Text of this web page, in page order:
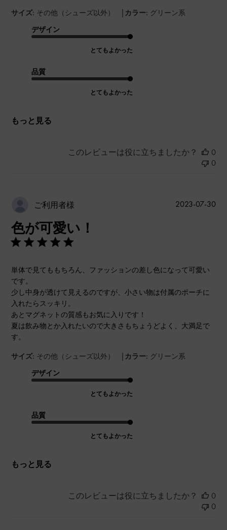
サイズ: その他（シューズ以外） | カラー: グリーン系
デザイン
とてもよかった
品質
とてもよかった
もっと見る
このレビューは役に立ちましたか？
0
0
ご利用者様
色が可愛い！
単体で見てももちろん、ファッションの差し色になって可愛い
です。
少し中身が透けて見えるのですが、小さい物は付属のポーチに
入れたらスッキリ。
あとマグネットの質感もお気に入りです！
夏は飲み物とか入れたいので大きさもちょうどよく、大満足で
す。
サイズ: その他（シューズ以外） | カラー: グリーン系
デザイン
とてもよかった
品質
とてもよかった
もっと見る
公
2023-07-30
このレビューは役に立ちましたか？
0
0